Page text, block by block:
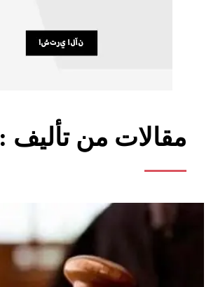
مقالات من تأليف :